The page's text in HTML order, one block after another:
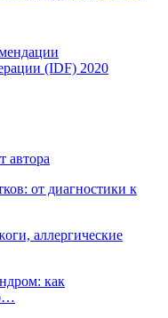
(IDF) 2020
автора
от диагностики к
аллергические
как